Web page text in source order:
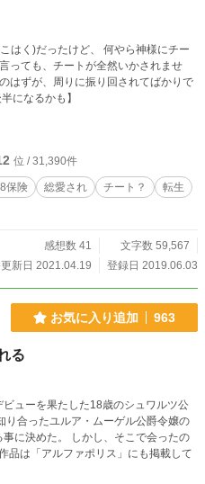
はく)だったけど、 何やら神様にチー
半になるかも】
位 / 31,390件
保険 総愛され チート？
転生
感想数 41
文字数 59,567
新日 2021.04.19
登録日 2019.06.03
お気に入り追加 963
る
ューを果たした18歳のシュワルツ公
り合ったユルア・ムーゲル公爵令嬢の
に決めた。 しかし、そこで会ったの